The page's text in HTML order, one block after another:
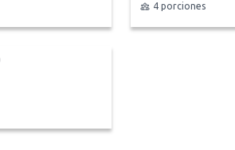
4 porciones